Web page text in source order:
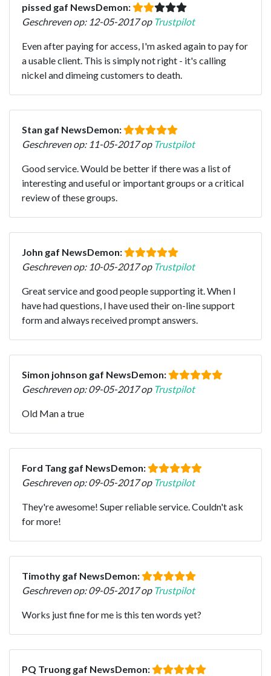
pissed gaf NewsDemon:
Geschreven op: 12-05-2017 op Trustpilot
Even after paying for access, I'm asked again to pay for
a usable client. This is simply not right - it's calling
nickel and dimeing customers to death.
Stan gaf NewsDemon:
Geschreven op: 11-05-2017 op Trustpilot
Good service. Would be better if there was a list of
interesting and useful or important groups or a critical
review of these groups.
John gaf NewsDemon:
Geschreven op: 10-05-2017 op Trustpilot
Great service and good people supporting it. When I
have had questions, I have used their on-line support
form and always received prompt answers.
Simon johnson gaf NewsDemon:
Geschreven op: 09-05-2017 op Trustpilot
Old Man a true
Ford Tang gaf NewsDemon:
Geschreven op: 09-05-2017 op Trustpilot
They're awesome! Super reliable service. Couldn't ask
for more!
Timothy gaf NewsDemon:
Geschreven op: 09-05-2017 op Trustpilot
Works just fine for me is this ten words yet?
PQ Truong gaf NewsDemon: